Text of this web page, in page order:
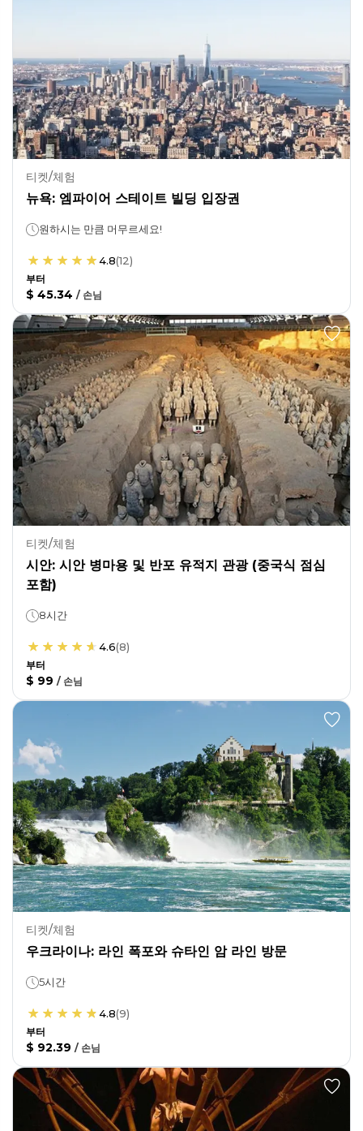
티켓/체험
뉴욕: 엠파이어 스테이트 빌딩 입장권
원하시는 만큼 머무르세요!
4.8(12)
부터
$ 45.34 / 손님
티켓/체험
시안: 시안 병마용 및 반포 유적지 관광 (중국식 점심
포함)
8시간
4.6(8)
부터
$ 99 / 손님
티켓/체험
우크라이나: 라인 폭포와 슈타인 암 라인 방문
5시간
4.8(9)
부터
$ 92.39 / 손님